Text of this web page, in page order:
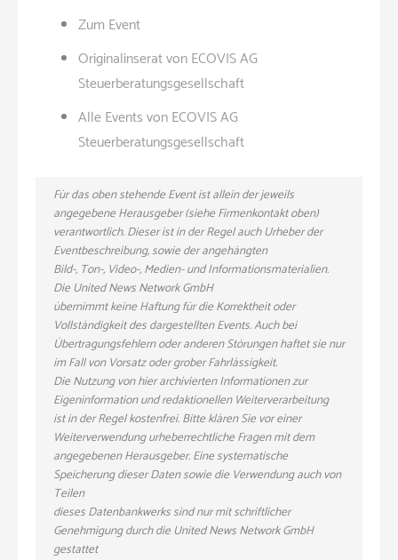
Zum Event
Originalinserat von ECOVIS AG
Steuerberatungsgesellschaft
Alle Events von ECOVIS AG
Steuerberatungsgesellschaft
Für das oben stehende Event ist allein der jeweils
angegebene Herausgeber (siehe Firmenkontakt oben)
verantwortlich. Dieser ist in der Regel auch Urheber der
Eventbeschreibung, sowie der angehängten
Bild-, Ton-, Video-, Medien- und Informationsmaterialien.
Die United News Network GmbH
übernimmt keine Haftung für die Korrektheit oder
Vollständigkeit des dargestellten Events. Auch bei
Übertragungsfehlern oder anderen Störungen haftet sie nur
im Fall von Vorsatz oder grober Fahrlässigkeit.
Die Nutzung von hier archivierten Informationen zur
Eigeninformation und redaktionellen Weiterverarbeitung
ist in der Regel kostenfrei. Bitte klären Sie vor einer
Weiterverwendung urheberrechtliche Fragen mit dem
angegebenen Herausgeber. Eine systematische
Speicherung dieser Daten sowie die Verwendung auch von
Teilen
dieses Datenbankwerks sind nur mit schriftlicher
Genehmigung durch die United News Network GmbH
gestattet